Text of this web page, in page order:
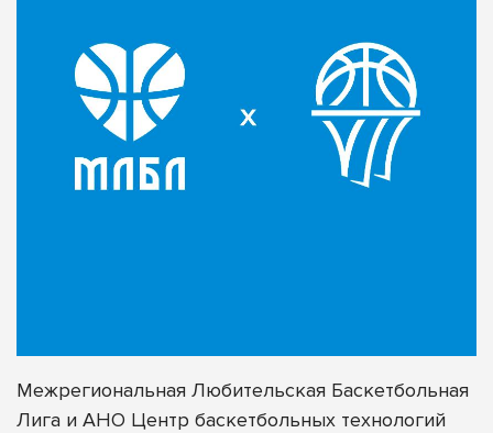
Межрегиональная Любительская Баскетбольная
Лига и АНО Центр баскетбольных технологий